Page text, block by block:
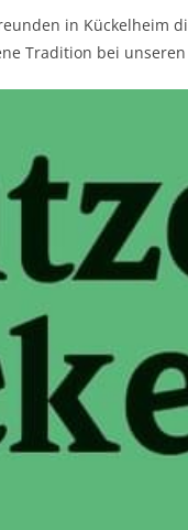
in Kückelheim
Tradition bei